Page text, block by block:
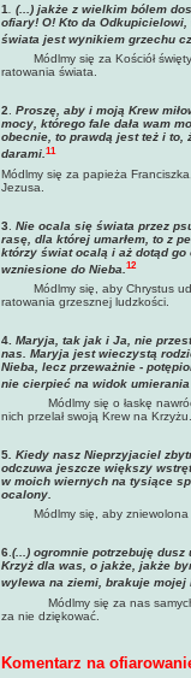
1
(...) jakże z wielkim bólem
ofiary! O! Kto da
świata jest wynikiem grzechu
Módlmy się za Kościół
ratowania świata.
2
Proszę, aby i moją Krew
mocy, którego fale dała wam
obecnie, to prawdą jest też i to,
darami.11
Módlmy się za papieża
Jezusa.
3
Nie ocala się świata przez
rasę, dla której umarłem, to z
którzy świat ocalą i aż dotąd go
wzniesione do Nieba. 12
Módlmy się, aby Chrystus
ratowania grzesznej ludzkości.
4. Maryja, tak jak i Ja, nie
nas. Maryja jest wieczystą
Nieba, lecz przeważnie -
nie cierpieć na widok umierania
Módlmy się o łaskę
nich przelał swoją Krew na Krzyżu.
5 . Kiedy nasz Nieprzyjaciel
odczuwa jeszcze większy
w moich wiernych na tysiące
ocalony.
Módlmy się, aby zniewolona
6 (...) ogromnie potrzebuję
Krzyż dla was, o jakże, jakże
wylewa na ziemi, brakuje mojej
Módlmy się za nas
za nie dziękować.
Komentarz na